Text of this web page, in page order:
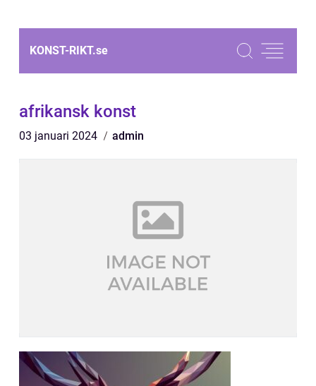
KONST-RIKT.se
afrikansk konst
03 januari 2024 admin